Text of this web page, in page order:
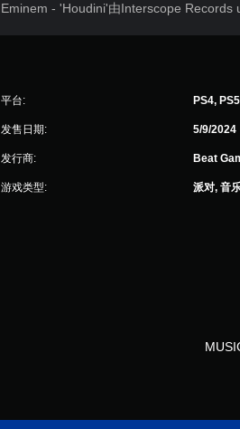
Eminem - 'Houdini'由Interscope Records
平台: PS4, PS5
发售日期: 5/9/2024
发行商: Beat
游戏类型: 派对, 音